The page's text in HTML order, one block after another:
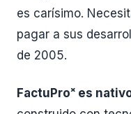
es carísimo.
pagar a sus
de 2005.
FactuProˣ es